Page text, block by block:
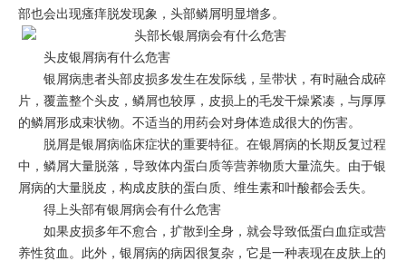
部也会出现瘙痒脱发现象，头部鳞屑明显增多。
头皮银屑病有什么危害
银屑病患者头部皮损多发生在发际线，呈带状，有时融合成碎
片，覆盖整个头皮，鳞屑也较厚，皮损上的毛发干燥紧凑，与厚厚
的鳞屑形成束状物。不适当的用药会对身体造成很大的伤害。
脱屑是银屑病临床症状的重要特征。在银屑病的长期反复过程
中，鳞屑大量脱落，导致体内蛋白质等营养物质大量流失。由于银
屑病的大量脱皮，构成皮肤的蛋白质、维生素和叶酸都会丢失。
得上头部有银屑病会有什么危害
如果皮损多年不愈合，扩散到全身，就会导致低蛋白血症或营
养性贫血。此外，银屑病的病因很复杂，它是一种表现在皮肤上的